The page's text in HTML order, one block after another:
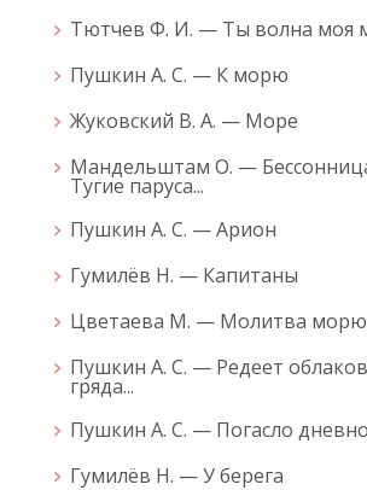
Тютчев Ф. И. — Ты волна моя
Пушкин А. С. — К морю
Жуковский В. А. — Море
Мандельштам О. —
Тугие паруса...
Пушкин А. С. — Арион
Гумилёв Н. — Капитаны
Цветаева М. — Молитва морю
Пушкин А. С. — Редеет облаков
гряда...
Пушкин А. С. — Погасло
Гумилёв Н. — У берега